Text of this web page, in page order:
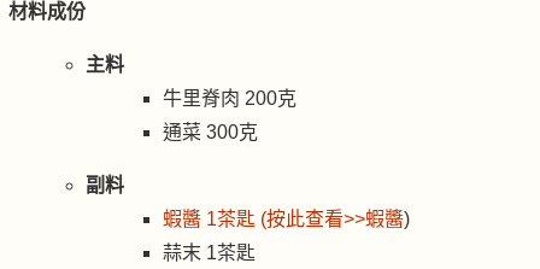
材料成份
主料
牛里脊肉 200克
通菜 300克
副料
蝦醬 1茶匙 (按此查看>>蝦醬)
蒜末 1茶匙